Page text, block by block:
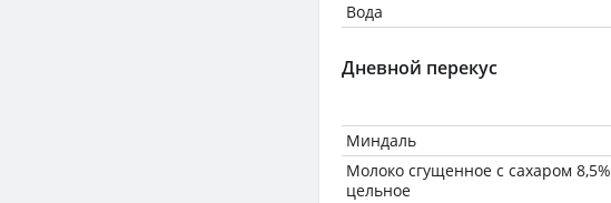
Вода
Дневной перекус
Миндаль
Молоко сгущенное с сахаром
цельное